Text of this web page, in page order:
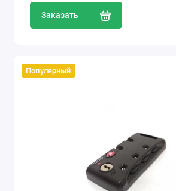
Заказать
Популярный